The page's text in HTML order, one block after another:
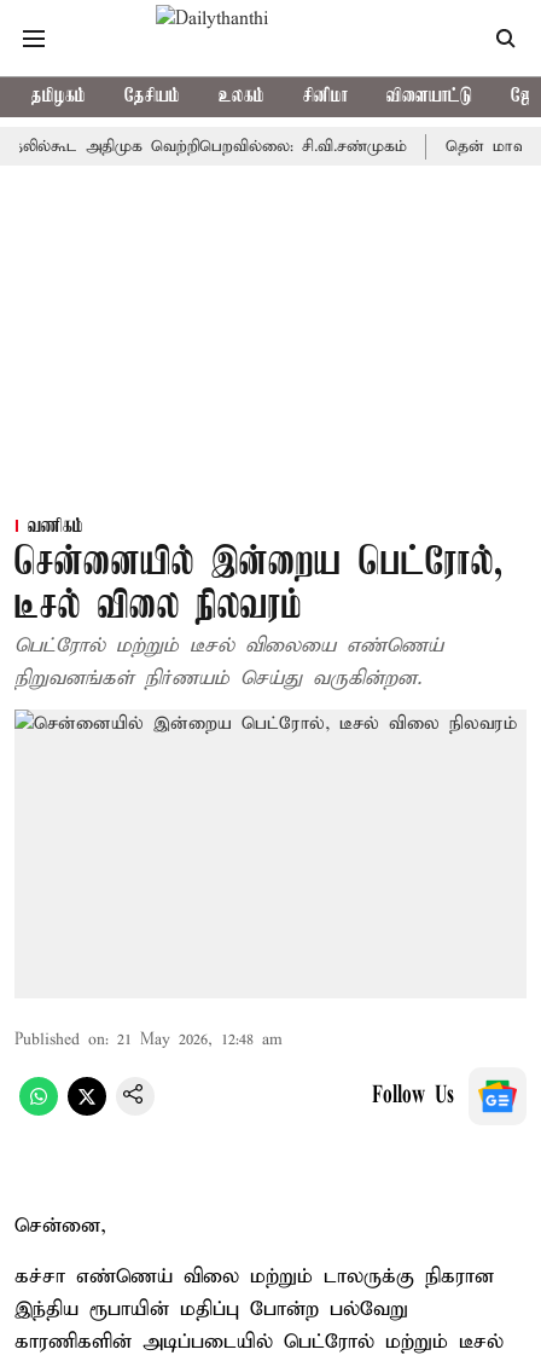
தமிழகம் தேசியம் உலகம் சினிமா விளையாட்டு
அதிமுக வெற்றிபெறவில்லை: சி.வி.சண்முகம் தென் மாவட்டத்தில்
வணிகம்
சென்னையில் இன்றைய பெட்ரோல்,
டீசல் விலை நிலவரம்
பெட்ரோல் மற்றும் டீசல் விலையை எண்ணெய்
நிறுவனங்கள் நிர்ணயம் செய்து வருகின்றன.
Published on: 21 May 2026, 12:48 am
Follow Us
சென்னை,
கச்சா எண்ணெய் விலை மற்றும் டாலருக்கு நிகரான
இந்திய ரூபாயின் மதிப்பு போன்ற பல்வேறு
காரணிகளின் அடிப்படையில் பெட்ரோல் மற்றும் டீசல்